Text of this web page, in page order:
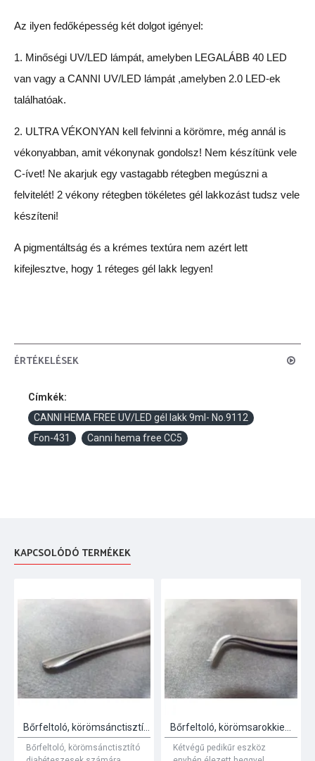
Az ilyen fedőképesség két dolgot igényel:
1. Minőségi UV/LED lámpát, amelyben LEGALÁBB 40 LED
van vagy a CANNI UV/LED lámpát ,amelyben 2.0 LED-ek
találhatóak.
2. ULTRA VÉKONYAN kell felvinni a körömre, még annál is
vékonyabban, amit vékonynak gondolsz! Nem készítünk vele
C-ívet! Ne akarjuk egy vastagabb rétegben megúszni a
felvitelét! 2 vékony rétegben tökéletes gél lakkozást tudsz vele
készíteni!
A pigmentáltság és a krémes textúra nem azért lett
kifejlesztve, hogy 1 réteges gél lakk legyen!
ÉRTÉKELÉSEK
Címkék:
CANNI HEMA FREE UV/LED gél lakk 9ml- No.9112
Fon-431
Canni hema free CC5
KAPCSOLÓDÓ TERMÉKEK
Bőrfeltoló, körömsánctisztító diabéteszesek számára kétvégű Colibri 6mm
Bőrfeltoló, körömsánctisztító
Kétvégű pedikűr eszköz